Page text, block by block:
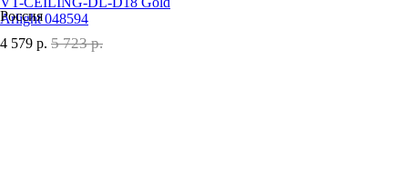
Arlight 048594
Россия
4 579 р. 5 723 р.